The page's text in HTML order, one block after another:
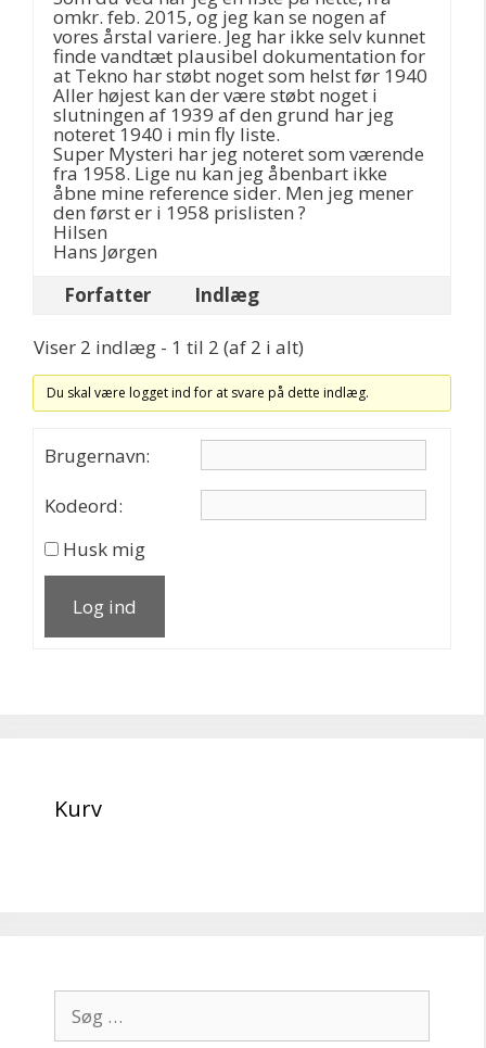
omkr. feb. 2015, og jeg kan se nogen af
vores årstal variere. Jeg har ikke selv kunnet
finde vandtæt plausibel dokumentation for
at Tekno har støbt noget som helst før 1940
Aller højest kan der være støbt noget i
slutningen af 1939 af den grund har jeg
noteret 1940 i min fly liste.
Super Mysteri har jeg noteret som værende
fra 1958. Lige nu kan jeg åbenbart ikke
åbne mine reference sider. Men jeg mener
den først er i 1958 prislisten ?
Hilsen
Hans Jørgen
Forfatter
Indlæg
Viser 2 indlæg - 1 til 2 (af 2 i alt)
Du skal være logget ind for at svare på dette indlæg.
Brugernavn:
Kodeord:
Husk mig
Log ind
Kurv
efter: